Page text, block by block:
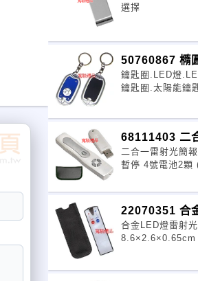
選擇
50760867 橢
圈
鑰匙圈.LED燈
鑰匙圈.太陽能鑰
68111403 二
報器
二合一雷射光簡
暫停 4號電池2顆
發)
22070351 合
光卡
合金LED燈雷射
8.6×2.6×0.65cm